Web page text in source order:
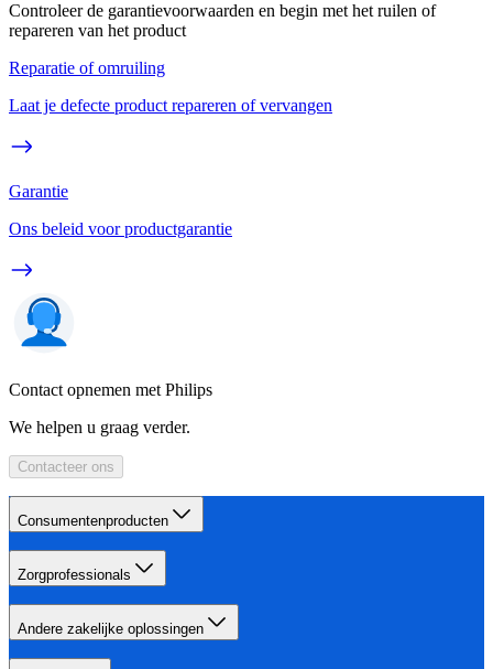
Controleer de garantievoorwaarden en begin met het ruilen of
repareren van het product
Reparatie of omruiling
Laat je defecte product repareren of vervangen
Garantie
Ons beleid voor productgarantie
Contact opnemen met Philips
We helpen u graag verder.
Contacteer ons
Consumentenproducten
Zorgprofessionals
Andere zakelijke oplossingen